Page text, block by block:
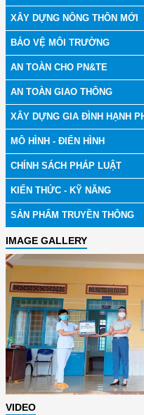
XÂY DỰNG NÔNG THÔN MỚI
BẢO VỆ MÔI TRƯỜNG
AN TOÀN CHO PN&TE
AN TOÀN GIAO THÔNG
XÂY DỰNG GIA ĐÌNH HẠNH
MÔ HÌNH - ĐIỂN HÌNH
CHÍNH SÁCH PHÁP LUẬT
KIẾN THỨC - KỸ NĂNG
SẢN PHẨM TRUYỀN THÔNG
IMAGE GALLERY
VIDEO